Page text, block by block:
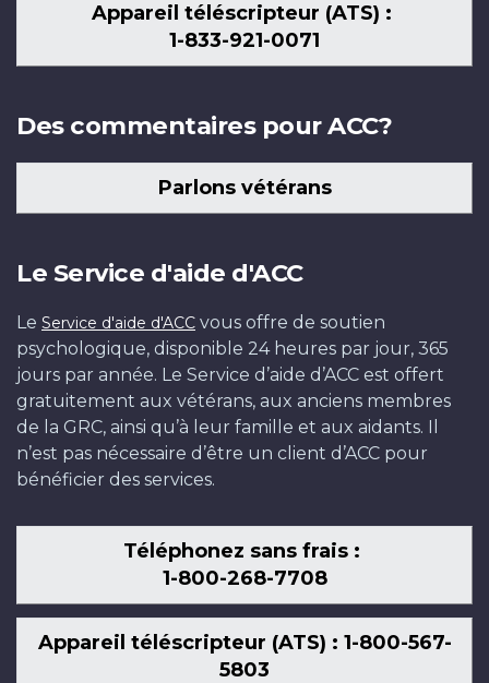
Appareil téléscripteur (ATS) :
1-833-921-0071
Des commentaires pour ACC?
Parlons vétérans
Le Service d'aide d'ACC
Le Service d'aide d'ACC vous offre de soutien
psychologique, disponible 24 heures par jour, 365
jours par année. Le Service d’aide d’ACC est offert
gratuitement aux vétérans, aux anciens membres
de la GRC, ainsi qu’à leur famille et aux aidants. Il
n’est pas nécessaire d’être un client d’ACC pour
bénéficier des services.
Téléphonez sans frais :
1-800-268-7708
Appareil téléscripteur (ATS) : 1-800-567-
5803